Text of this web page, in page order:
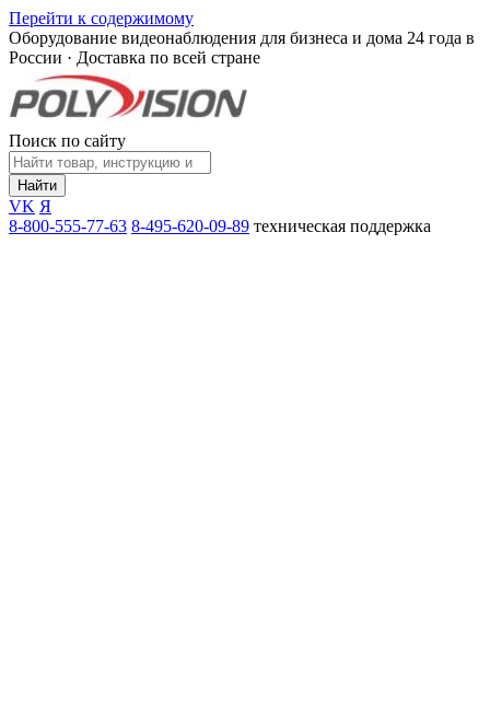
Перейти к содержимому
Оборудование видеонаблюдения для бизнеса и дома 24 года в
России · Доставка по всей стране
Поиск по сайту
Найти
VK Я
8-800-555-77-63 8-495-620-09-89 техническая поддержка